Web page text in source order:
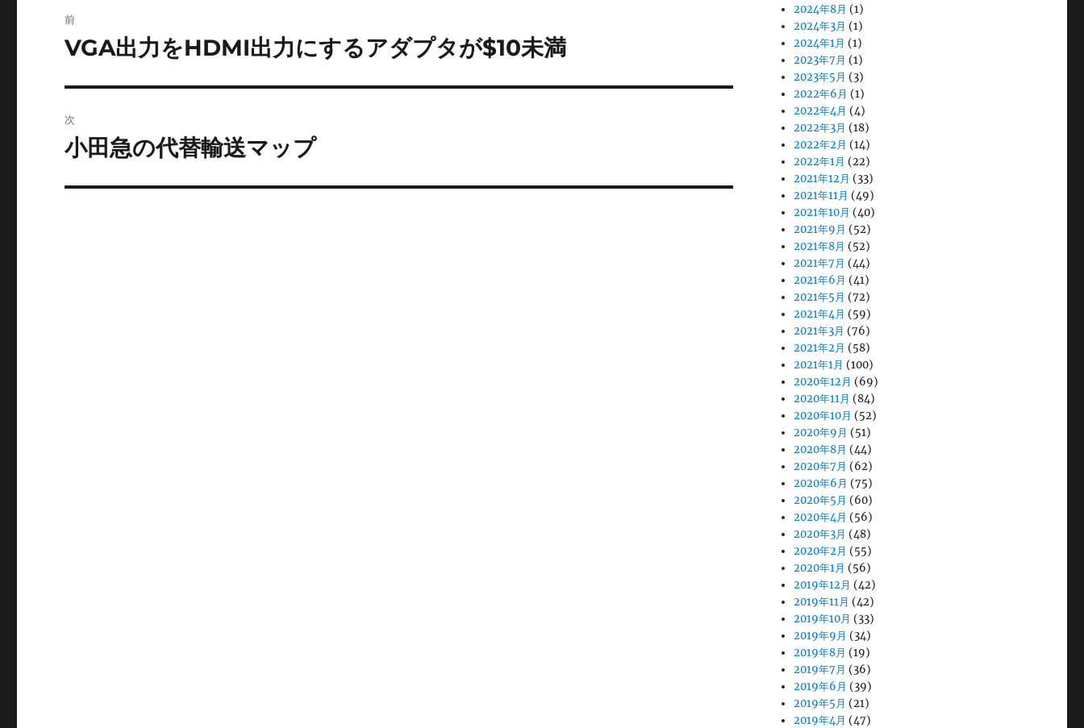
稿
ゲ
前
前
投
稿:
VGA出力をHDMI出力にするアダプタが$10未満
次
次
投
小田急の代替輸送マップ
2024年8月 (1)
2024年3月 (1)
2024年1月 (1)
2023年7月 (1)
2023年5月 (3)
2022年6月 (1)
2022年4月 (4)
2022年3月 (18)
2022年2月 (14)
2022年1月 (22)
2021年12月 (33)
2021年11月 (49)
2021年10月 (40)
2021年9月 (52)
2021年8月 (52)
2021年7月 (44)
2021年6月 (41)
2021年5月 (72)
2021年4月 (59)
2021年3月 (76)
2021年2月 (58)
2021年1月 (100)
2020年12月 (69)
2020年11月 (84)
2020年10月 (52)
2020年9月 (51)
2020年8月 (44)
2020年7月 (62)
2020年6月 (75)
2020年5月 (60)
2020年4月 (56)
2020年3月 (48)
2020年2月 (55)
2020年1月 (56)
2019年12月 (42)
2019年11月 (42)
2019年10月 (33)
2019年9月 (34)
2019年8月 (19)
2019年7月 (36)
2019年6月 (39)
2019年5月 (21)
2019年4月 (47)